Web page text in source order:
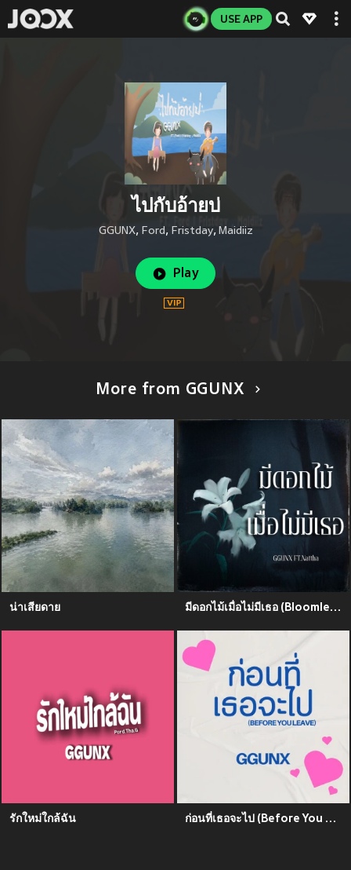
USE APP
ไปกับอ้ายบ่
GGUNX, Ford, Fristday, Maidiiz
Play
More from GGUNX
น่าเสียดาย มีดอกไม้เมื่อไม่มีเธอ (Bloomless)
รักใหม่ใกล้ฉัน ก่อนที่เธอจะไป (Before You Leave)